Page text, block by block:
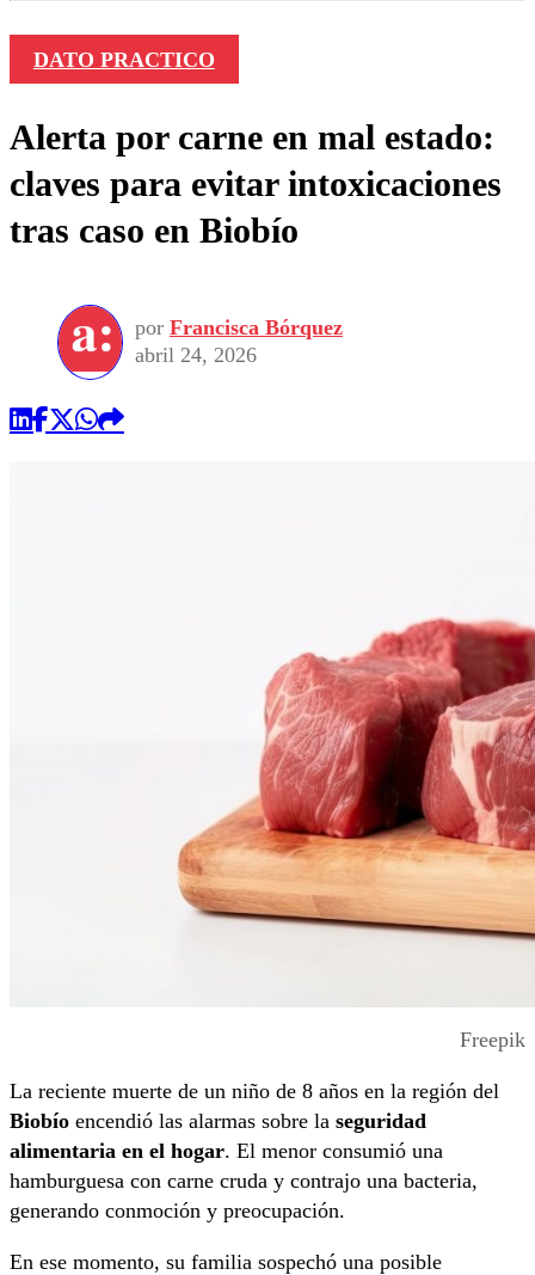
DATO PRACTICO
Alerta por carne en mal estado:
claves para evitar intoxicaciones
tras caso en Biobío
por Francisca Bórquez
abril 24, 2026
Freepik
La reciente muerte de un niño de 8 años en la región del
Biobío encendió las alarmas sobre la seguridad
alimentaria en el hogar. El menor consumió una
hamburguesa con carne cruda y contrajo una bacteria,
generando conmoción y preocupación.
En ese momento, su familia sospechó una posible